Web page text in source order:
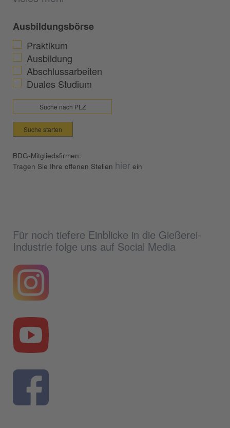
Ausbildungsbörse
Praktikum
Ausbildung
Abschlussarbeiten
Duales Studium
Suche starten
BDG-Mitgliedsfirmen:
Tragen Sie Ihre offenen Stellen hier ein
Für noch tiefere Einblicke in die Gießerei-
Industrie folge uns auf Social Media